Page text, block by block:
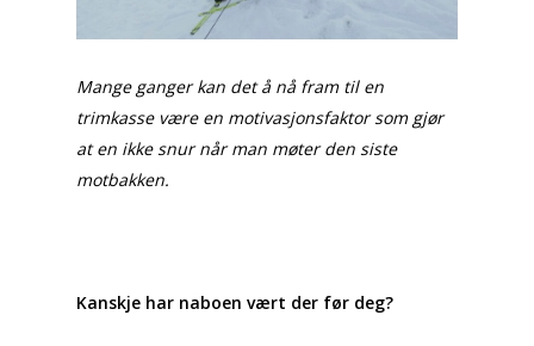
Mange ganger kan det å nå fram til en
trimkasse være en motivasjonsfaktor som gjør
at en ikke snur når man møter den siste
motbakken.
Kanskje har naboen vært der før deg?